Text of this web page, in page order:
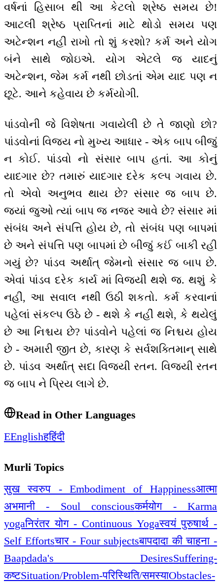
વર્ષનાં હિસાબ થી આ કેટલો શ્રેષ્ઠ સમય છે!
આટલી શ્રેષ્ઠ પ્રાપ્તિનાં માટે થોડો સમય પણ
અટેન્શન નહીં રાખો તો શું કરશો? કર્મ અને યોગ
બંને સાથે જોઇએ. યોગ એટલે જ યાદનું
અટેન્શન, જેમ કર્મ નથી છોડતાં એમ યાદ પણ ન
છૂટે. આને કહેવાય છે કર્મયોગી.
પાંડવોની જે વિશેષતા ગવાયેલી છે તે જાણો છો?
પાંડવોનાં વિજય નો મુખ્ય આધાર - એક બાપ બીજું
ન કોઈ. પાંડવો નો સંસાર બાપ હતાં. આ કોનું
યાદગાર છે? તમારું યાદગાર દરેક કલ્પ ગવાય છે.
તો એવો અનુભવ થાય છે? સંસાર જ બાપ છે.
જ્યાં જુઓ ત્યાં બાપ જ નજર આવે છે? સંસાર માં
સંબંધ અને સંપત્તિ હોય છે, તો સંબંધ પણ બાપમાં
છે અને સંપત્તિ પણ બાપમાં છે બીજું કઈં બાકી રહી
ગયું છે? પાંડવ અર્થાત્ જેમનો સંસાર જ બાપ છે.
એવાં પાંડવ દરેક કાર્ય માં વિજયી થશે જ. થશું કે
નહીં, આ સવાલ નથી ઉઠી શકતો. કર્મ કરવાનાં
પહેલાં સંકલ્પ ઉઠે છે - થશે કે નહીં થશે, કે થયેલું
છે આ નિશ્ચય છે? પાંડવોને પહેલાં જ નિશ્ચય હોય
છે - અમારી જીત છે, કારણ કે સર્વશક્તિમાન્ સાથે
છે. પાંડવ અર્થાત્ સદા વિજયી રતન. વિજયી રતન
જ બાપ ને પ્રિય લાગે છે.
Read in Other Languages
EEnglishहहिंदी
Murli Topics
सुख स्वरुप - Embodiment of Happinessआत्मा
अभमानी - Soul consciousकर्मयोग - Karma
yogaनिरंतर योग - Continuous Yogaस्वयं पुरुषार्थ -
Self Effortsचार - Four subjectsबापदादा की चाहना -
Baapdada's DesiresSuffering-
कष्टSituation/Problem-परिस्थिति/समस्याObstacles-